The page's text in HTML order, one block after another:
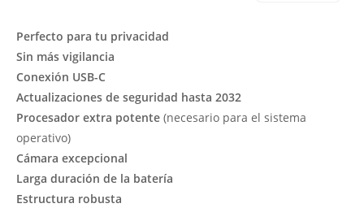
Perfecto para tu privacidad
Sin más vigilancia
Conexión USB-C
Actualizaciones de seguridad hasta 2032
Procesador extra potente (necesario para el sistema
operativo)
Cámara excepcional
Larga duración de la batería
Estructura robusta